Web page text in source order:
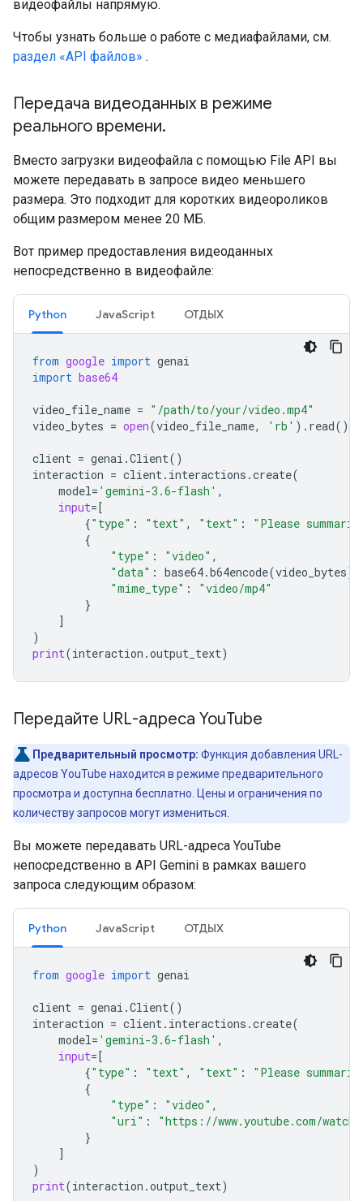
видеофайлы напрямую.
Чтобы узнать больше о работе с медиафайлами, см.
раздел «API файлов» .
Передача видеоданных в режиме
реального времени.
Вместо загрузки видеофайла с помощью File API вы
можете передавать в запросе видео меньшего
размера. Это подходит для коротких видеороликов
общим размером менее 20 МБ.
Вот пример предоставления видеоданных
непосредственно в видеофайле:
Python JavaScript ОТДЫХ
from google import genai
import base64
video_file_name = "/path/to/your/video.mp4"
video_bytes = open(video_file_name, 'rb' ) . read()
client = genai .Client()
interaction = client. interactions .create(
model= 'gemini-3.6-flash' ,
input=[
{"type" : "text" , "text" :
"Please
{
"type" : "video" ,
"data" : base64.b64encode(video_bytes)
"mime_type" :
"video/mp4"
}
]
)
print(interaction .output_text)
Передайте URL-адреса YouTube
Предварительный просмотр: Функция добавления URL-
адресов YouTube находится в режиме предварительного
просмотра и доступна бесплатно. Цены и ограничения по
количеству запросов могут измениться.
Вы можете передавать URL-адреса YouTube
непосредственно в API Gemini в рамках вашего
запроса следующим образом:
Python JavaScript ОТДЫХ
from google import genai
client = genai .Client()
interaction = client. interactions .create(
model= 'gemini-3.6-flash' ,
input=[
{"type" : "text" , "text" :
"Please
{
"type" : "video" ,
"uri" :
"https://www.youtube.com/
}
]
)
print(interaction .output_text)